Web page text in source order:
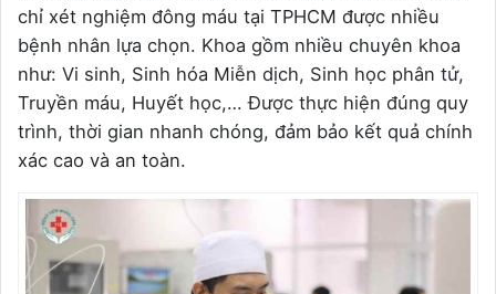
chỉ xét nghiệm đông máu tại TPHCM được nhiều
bệnh nhân lựa chọn. Khoa gồm nhiều chuyên khoa
như: Vi sinh, Sinh hóa Miễn dịch, Sinh học phân tử,
Truyền máu, Huyết học,… Được thực hiện đúng quy
trình, thời gian nhanh chóng, đảm bảo kết quả chính
xác cao và an toàn.